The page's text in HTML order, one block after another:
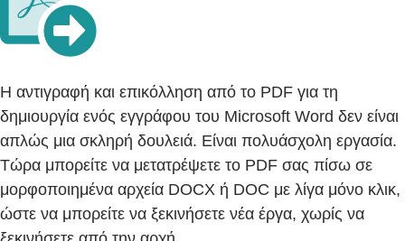
Η αντιγραφή και επικόλληση από το PDF για τη
δημιουργία ενός εγγράφου του Microsoft Word δεν είναι
απλώς μια σκληρή δουλειά. Είναι πολυάσχολη εργασία.
Τώρα μπορείτε να μετατρέψετε το PDF σας πίσω σε
μορφοποιημένα αρχεία DOCX ή DOC με λίγα μόνο κλικ,
ώστε να μπορείτε να ξεκινήσετε νέα έργα, χωρίς να